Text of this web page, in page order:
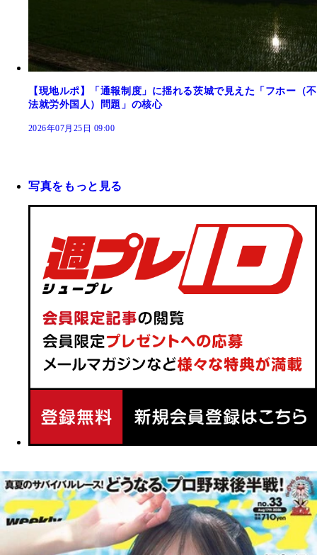
【現地ルポ】「通報制度」に揺れる茨城で見えた「フホー（不
法就労外国人）問題」の核心
2026年07月25日 09:00
写真をもっと見る